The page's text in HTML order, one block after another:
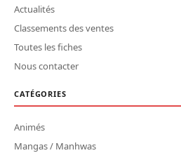
Actualités
Classements des ventes
Toutes les fiches
Nous contacter
CATÉGORIES
Animés
Mangas / Manhwas